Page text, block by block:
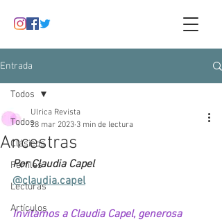
Entrada
Todos
Clásicos
Perfiles
Lecturas
Artículos
Todos
Ancestras
Ulrica Revista
28 mar 2023 3 min de lectura
Por Claudia Capel
@claudia.capel
Invitamos a Claudia Capel, generosa